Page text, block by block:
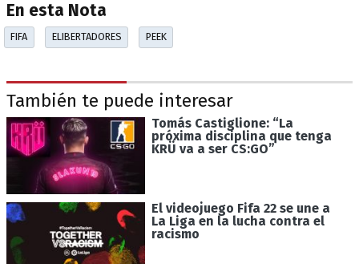
En esta Nota
FIFA ELIBERTADORES PEEK
También te puede interesar
Tomás Castiglione: “La
próxima disciplina que tenga
KRÜ va a ser CS:GO”
El videojuego Fifa 22 se une a
La Liga en la lucha contra el
racismo